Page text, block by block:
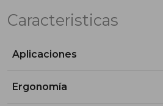
Caracteristicas
Aplicaciones
Ergonomía